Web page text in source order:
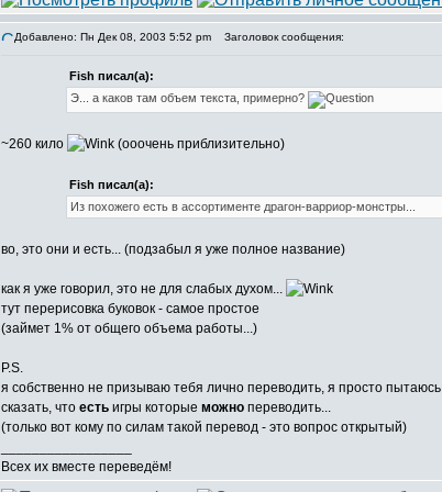
Добавлено: Пн Дек 08, 2003 5:52 pm Заголовок сообщения:
Fish писал(а):
Э... а каков там объем текста, примерно?
~260 кило (ооочень приблизительно)
Fish писал(а):
Из похожего есть в ассортименте драгон-варриор-монстры...
во, это они и есть... (подзабыл я уже полное название)
как я уже говорил, это не для слабых духом...
тут перерисовка буковок - самое простое
(займет 1% от общего объема работы...)
P.S.
я собственно не призываю тебя лично переводить, я просто пытаюсь
сказать, что есть игры которые можно переводить...
(только вот кому по силам такой перевод - это вопрос открытый)
Всех их вместе переведём!